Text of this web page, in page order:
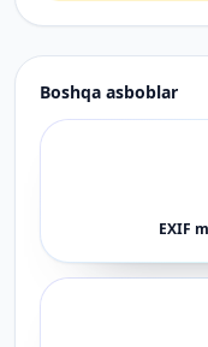
Boshqa asboblar
EXIF